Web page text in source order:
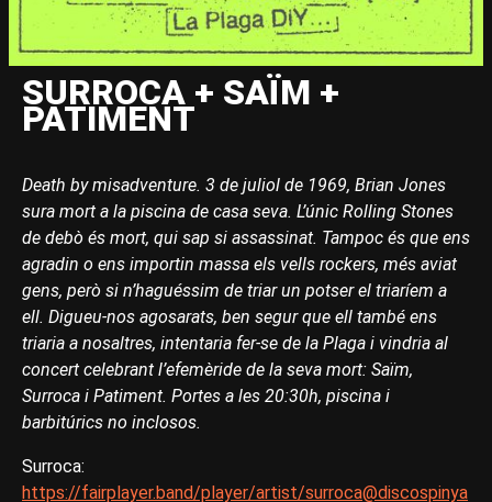
SURROCA + SAÏM +
PATIMENT
Death by misadventure. 3 de juliol de 1969, Brian Jones
sura mort a la piscina de casa seva. L’únic Rolling Stones
de debò és mort, qui sap si assassinat. Tampoc és que ens
agradin o ens importin massa els vells rockers, més aviat
gens, però si n’haguéssim de triar un potser el triaríem a
ell. Digueu-nos agosarats, ben segur que ell també ens
triaria a nosaltres, intentaria fer-se de la Plaga i vindria al
concert celebrant l’efemèride de la seva mort: Saïm,
Surroca i Patiment. Portes a les 20:30h, piscina i
barbitúrics no inclosos.
Surroca:
https://fairplayer.band/player/artist/surroca@discospinya